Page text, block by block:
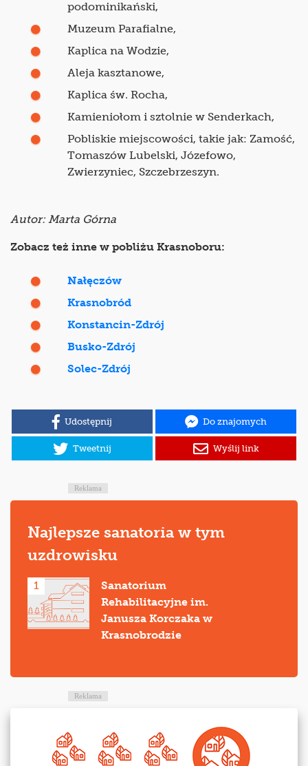
podominikański,
Muzeum Parafialne,
Kaplica na Wodzie,
Aleja kasztanowe,
Kaplica św. Rocha,
Kamieniołom i sztolnie w Senderkach,
Pobliskie miejscowości, takie jak: Zamość,
Tomaszów Lubelski, Józefowo,
Zwierzyniec, Szczebrzeszyn.
Autor: Marta Górna
Zobacz też inne w pobliżu Krasnoboru:
Nałęczów
Krasnobród
Konstancin-Zdrój
Busko-Zdrój
Solec-Zdrój
Udostępnij Do znajomych
Tweetnij Wyślij link
Reklama
Najlepsze sanatoria w tym
uzdrowisku
1
Sanatorium
Rehabilitacyjne im.
Janusza Korczaka w
Krasnobrodzie
Reklama